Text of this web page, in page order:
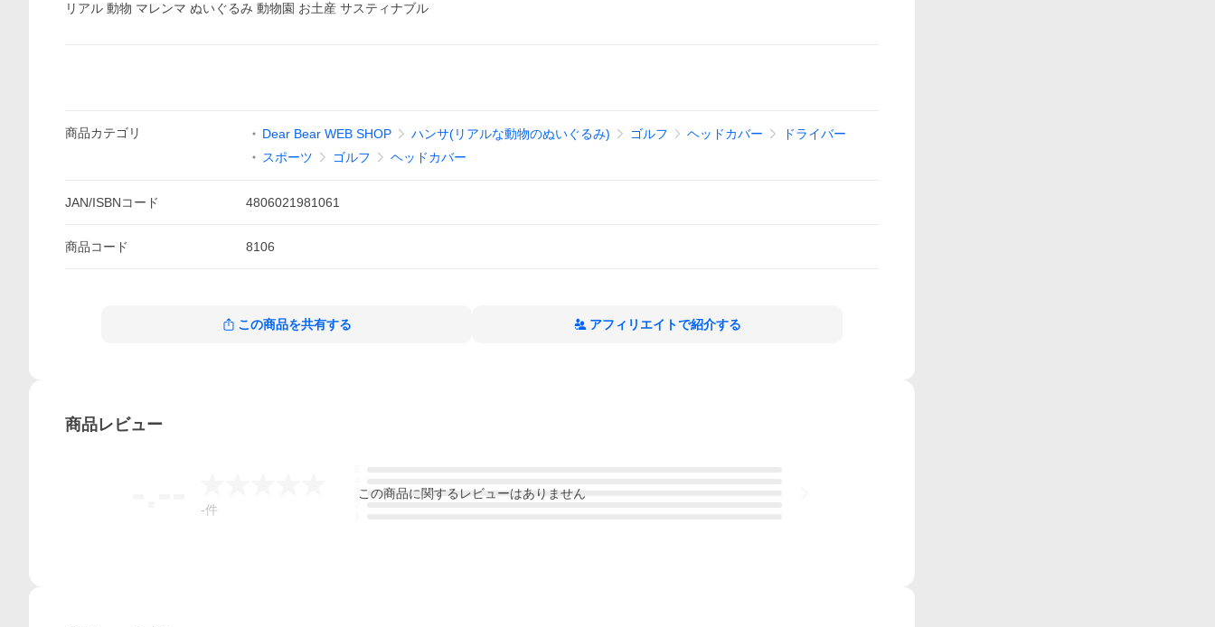
リアル 動物 マレンマ ぬいぐるみ 動物園 お土産 サスティナブル
商品カテゴリ Dear Bear WEB SHOP ハンサ(リアルな動物のぬいぐるみ) ゴルフ ヘッドカバー
ドライバー
スポーツ
ゴルフ ヘッドカバー
JAN/ISBNコード 4806021981061
商品コード 8106
この商品を共有する アフィリエイトで紹介する
商品レビュー
-件
この商品に関するレビューはありません